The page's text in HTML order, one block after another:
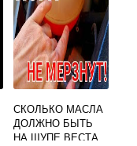
СКОЛЬКО МАСЛА
ДОЛЖНО БЫТЬ
НА ЩУПЕ ВЕСТА